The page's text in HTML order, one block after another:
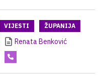
VIJESTI ŽUPANIJA
Renata Benković